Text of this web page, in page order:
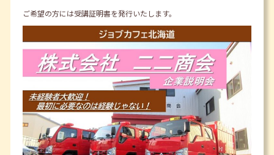
ご希望の方には受講証明書を発行いたします。